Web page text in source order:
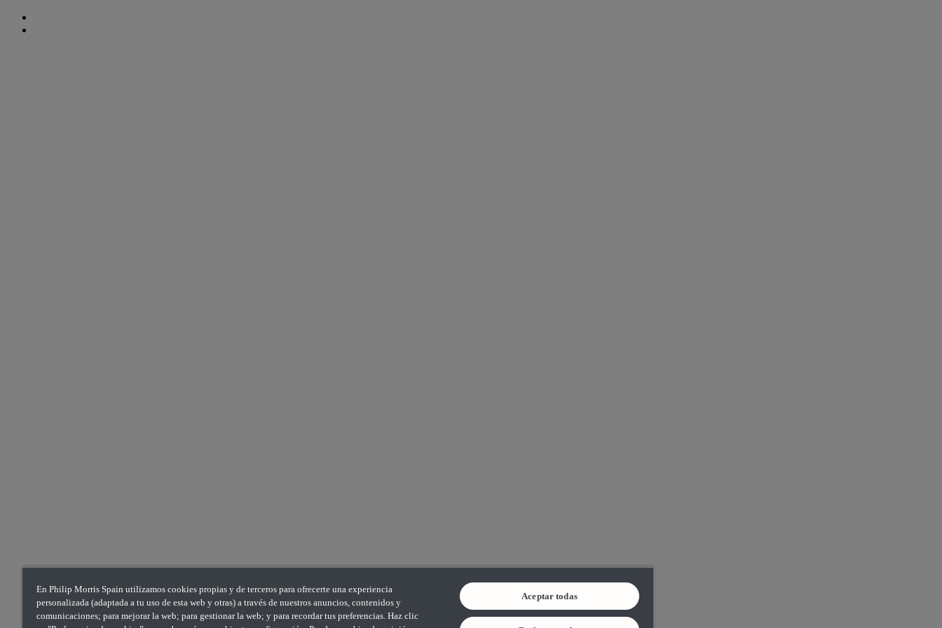
En Philip Morris Spain utilizamos cookies propias y de terceros para ofrecerte una experiencia
personalizada (adaptada a tu uso de esta web y otras) a través de nuestros anuncios, contenidos y
comunicaciones; para mejorar la web; para gestionar la web; y para recordar tus preferencias. Haz clic
Aceptar todas